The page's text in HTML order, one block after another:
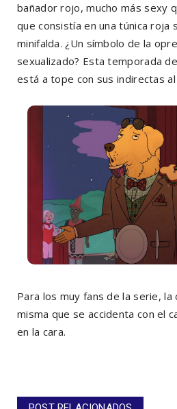
bañador rojo, mucho más sexy
que consistía en una túnica roja
minifalda. ¿Un símbolo de la
sexualizado? Esta temporada
está a tope con sus indirectas
Para los muy fans de la serie, la
misma que se accidenta con el
en la cara.